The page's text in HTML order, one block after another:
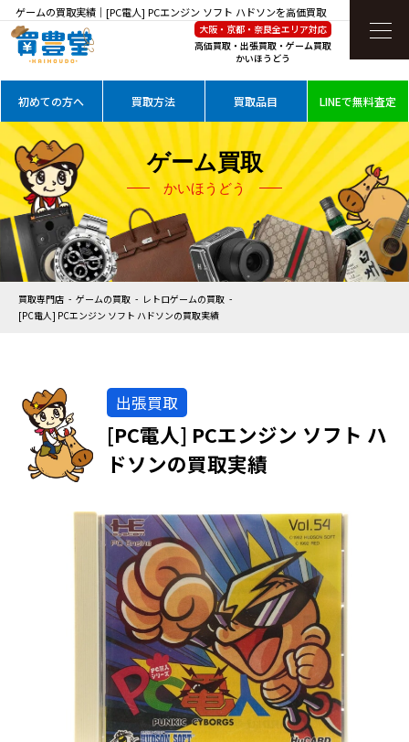
ゲームの買取実績｜[PC電人] PCエンジン ソフト ハドソンを高価買取
大阪・京都・奈良全エリア対応
高価買取・出張買取・ゲーム買取
かいほうどう
初めての方へ 買取方法 買取品目 LINEで無料査定
ゲーム買取
かいほうどう
買取専門店 ゲームの買取
レトロゲームの買取
[PC電人] PCエンジン ソフト ハドソンの買取実績
出張買取
[PC電人] PCエンジン ソフト ハ
ドソンの買取実績